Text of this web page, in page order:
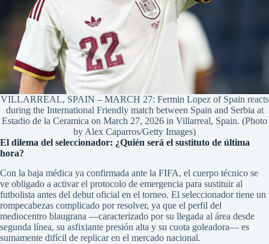
VILLARREAL, SPAIN – MARCH 27: Fermin Lopez of Spain reacts
during the International Friendly match between Spain and Serbia at
Estadio de la Ceramica on March 27, 2026 in Villarreal, Spain. (Photo
by Alex Caparros/Getty Images)
El dilema del seleccionador: ¿Quién será el sustituto de última
hora?
Con la baja médica ya confirmada ante la FIFA, el cuerpo técnico se
ve obligado a activar el protocolo de emergencia para sustituir al
futbolista antes del debut oficial en el torneo. El seleccionador tiene un
rompecabezas complicado por resolver, ya que el perfil del
mediocentro blaugrana —caracterizado por su llegada al área desde
segunda línea, su asfixiante presión alta y su cuota goleadora— es
sumamente difícil de replicar en el mercado nacional.